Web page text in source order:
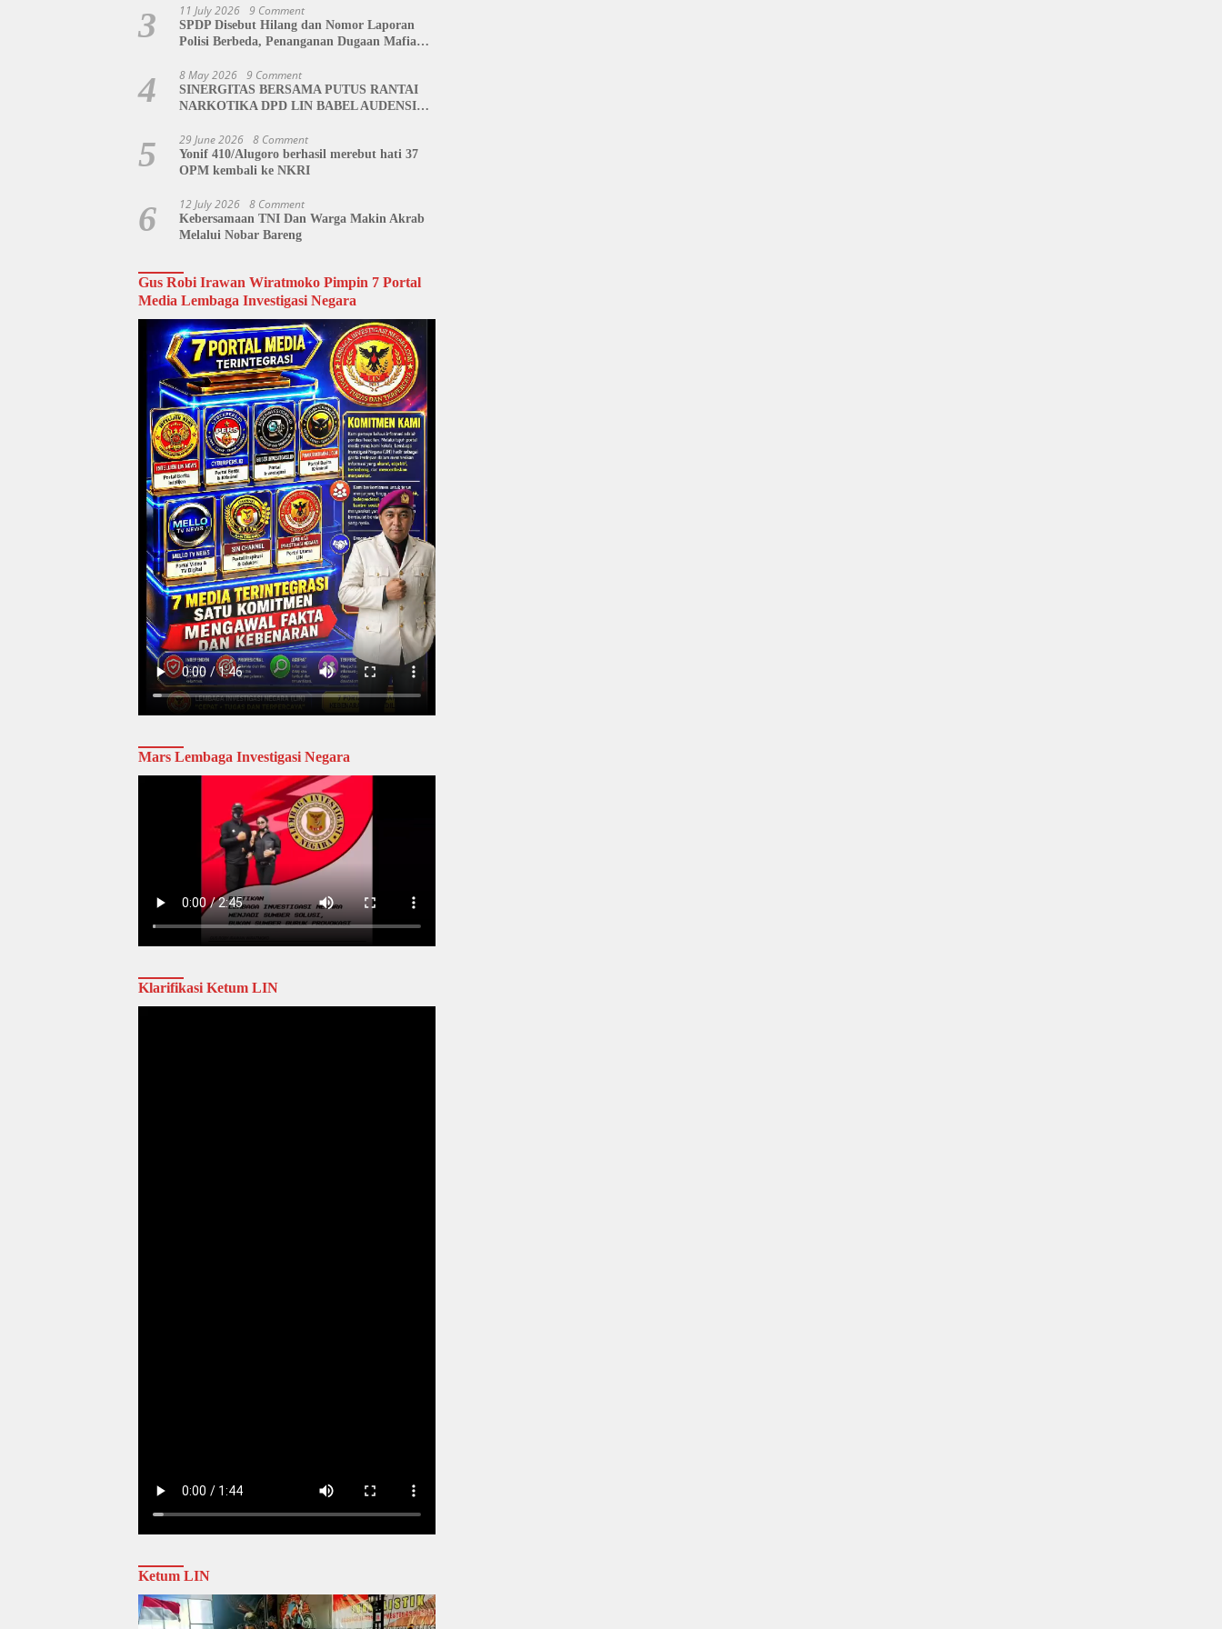
Siap Kawal Hingga Tingkat Pusat
3 11 July 2026 9 Comment
SPDP Disebut Hilang dan Nomor Laporan
Polisi Berbeda, Penanganan Dugaan Mafia
4 8 May 2026 9 Comment
SINERGITAS BERSAMA PUTUS RANTAI
NARKOTIKA DPD LIN BABEL AUDENSI
5 29 June 2026 8 Comment
Yonif 410/Alugoro berhasil merebut hati 37
OPM kembali ke NKRI
6 12 July 2026 8 Comment
Kebersamaan TNI Dan Warga Makin Akrab
Melalui Nobar Bareng
Gus Robi Irawan Wiratmoko Pimpin 7 Portal
Media Lembaga Investigasi Negara
Mars Lembaga Investigasi Negara
Klarifikasi Ketum LIN
Ketum LIN